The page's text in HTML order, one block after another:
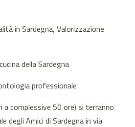
in Sardegna, Valorizzazione
della Sardegna
professionale
a complessive 50 ore) si terranno
degli Amici di Sardegna in via